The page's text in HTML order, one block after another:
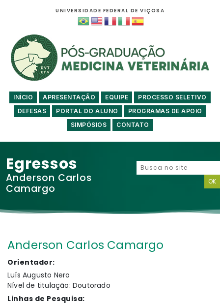
UNIVERSIDADE FEDERAL DE VIÇOSA
INÍCIO APRESENTAÇÃO EQUIPE
PROCESSO SELETIVO
DEFESAS
PORTAL DO ALUNO
PROGRAMAS DE APOIO
SIMPÓSIOS
CONTATO
Egressos
Anderson Carlos
Camargo
Anderson Carlos Camargo
Orientador:
Luís Augusto Nero
Nível de titulação: Doutorado
Linhas de Pesquisa: